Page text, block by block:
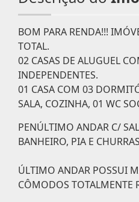
BOM PARA RENDA!!!
TOTAL.
02 CASAS DE ALUGUEL
INDEPENDENTES.
01 CASA COM 03
SALA, COZINHA, 01 WC
PENÚLTIMO ANDAR C/
BANHEIRO, PIA E
ÚLTIMO ANDAR POSSUI
CÔMODOS TOTALMENTE